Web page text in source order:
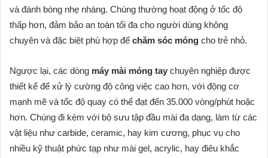
và đánh bóng nhẹ nhàng. Chúng thường hoạt động ở tốc độ
thấp hơn, đảm bảo an toàn tối đa cho người dùng không
chuyên và đặc biệt phù hợp để chăm sóc móng cho trẻ nhỏ.
Ngược lại, các dòng máy mài móng tay chuyên nghiệp được
thiết kế để xử lý cường độ công việc cao hơn, với động cơ
mạnh mẽ và tốc độ quay có thể đạt đến 35.000 vòng/phút hoặc
hơn. Chúng đi kèm với bộ sưu tập đầu mài đa dạng, làm từ các
vật liệu như carbide, ceramic, hay kim cương, phục vụ cho
nhiều kỹ thuật phức tạp như mài gel, acrylic, hay điêu khắc